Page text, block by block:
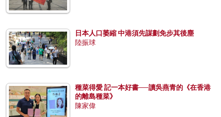
日本人口萎縮 中港須先謀劃免步其後塵
陸振球
種菜得愛 記一本好書──讀吳燕青的《在香港
的離島種菜》
陳家偉